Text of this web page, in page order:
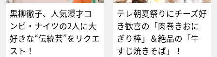
黒柳徹子、人気漫才コ
ンビ・ナイツの2人に大
好きな“伝統芸”をリクエ
スト！
テレ朝夏祭りにチーズ好
き歓喜の「肉巻きおに
ぎり棒」＆絶品の「牛
すじ焼きそば」！